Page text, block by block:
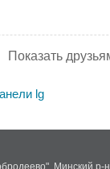
Показать
lg